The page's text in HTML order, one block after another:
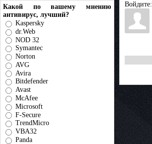
Какой по вашему мнению
антивирус, лучший?
Kaspersky
dr.Web
NOD 32
Symantec
Norton
AVG
Avira
Bitdefender
Avast
McAfee
Microsoft
F-Secure
TrendMicro
VBA32
Panda
Войдите: